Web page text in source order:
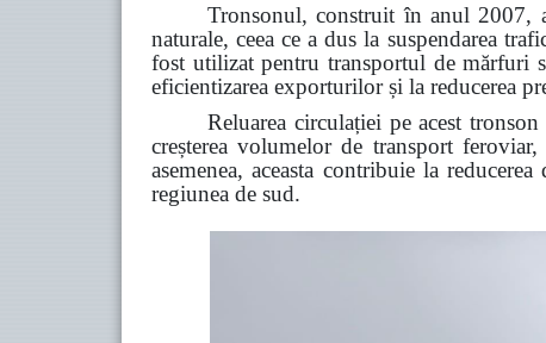
Tronsonul, construit în anul 2007,
naturale, ceea ce a dus la suspendarea
fost utilizat pentru transportul de mărfuri
eficientizarea exporturilor și la reducerea
Reluarea circulației pe acest
creșterea volumelor de transport
asemenea, aceasta contribuie la
regiunea de sud.